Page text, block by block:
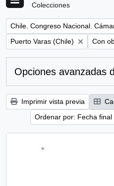
Colecciones
Remove filter:
Chile. Congreso Nacional.
Remove filter:
Puerto Varas (Chile) Con
Opciones avanzadas
Imprimir vista previa
Ordenar por: Fecha final